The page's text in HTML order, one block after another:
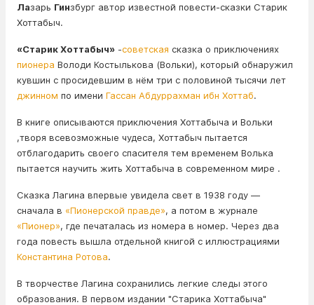
Лазарь Гинзбург автор известной повести-сказки Старик
Хоттабыч.
«Старик Хоттабыч» -советская сказка о приключениях
пионера Володи Костылькова (Вольки), который обнаружил
кувшин с просидевшим в нём три с половиной тысячи лет
джинном по имени Гассан Абдуррахман ибн Хоттаб.
В книге описываются приключения Хоттабыча и Вольки
,творя всевозможные чудеса, Хоттабыч пытается
отблагодарить своего спасителя тем временем Волька
пытается научить жить Хоттабыча в современном мире .
Сказка Лагина впервые увидела свет в 1938 году —
сначала в «Пионерской правде», а потом в журнале
«Пионер», где печаталась из номера в номер. Через два
года повесть вышла отдельной книгой с иллюстрациями
Константина Ротова.
В творчестве Лагина сохранились легкие следы этого
образования. В первом издании "Старика Хоттабыча"